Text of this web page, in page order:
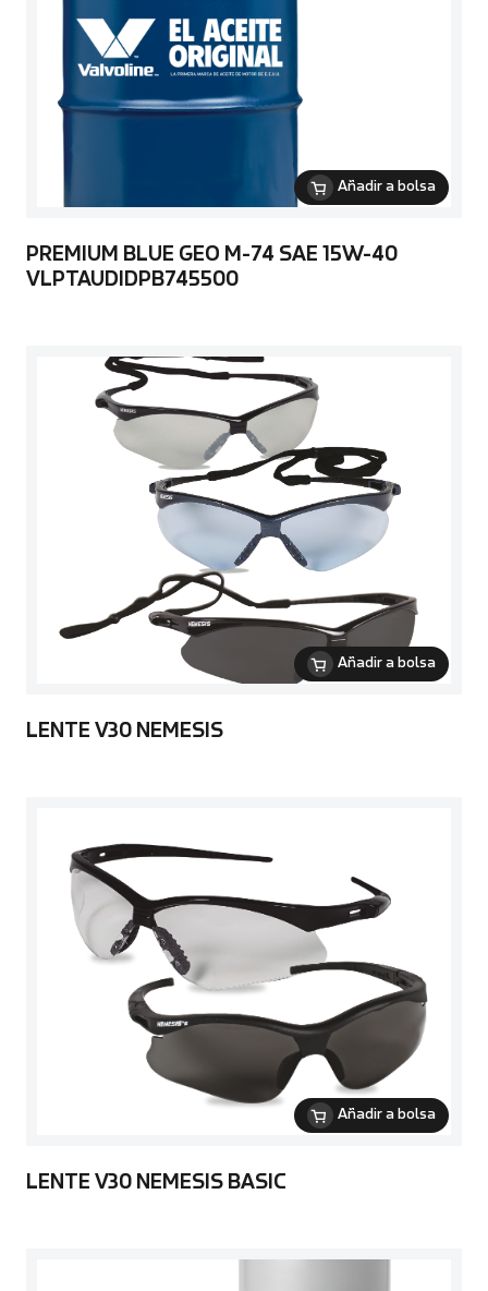
Añadir a bolsa
PREMIUM BLUE GEO M-74 SAE 15W-40
VLPTAUDIDPB745500
Añadir a bolsa
LENTE V30 NEMESIS
Añadir a bolsa
LENTE V30 NEMESIS BASIC